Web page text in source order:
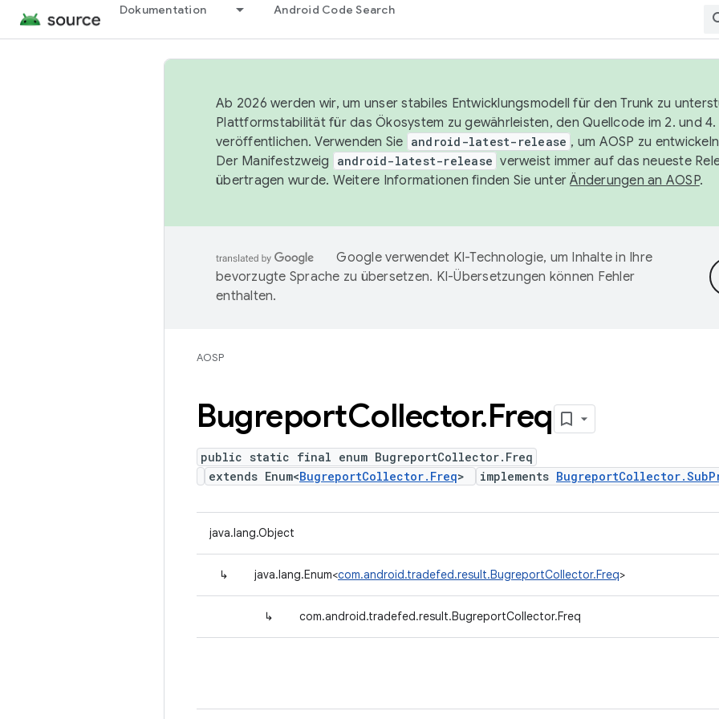
Dokumentation Android Code Search
Ab 2026 werden wir, um unser stabiles Entwicklungsmodell für den Trunk zu
Plattformstabilität für das Ökosystem zu gewährleisten, den Quellcode im 2. und 4.
veröffentlichen. Verwenden Sie android-latest-release , um AOSP zu
Der Manifestzweig
android-latest-release verweist immer auf das neueste
übertragen wurde. Weitere Informationen finden Sie unterÄnderungen an AOSP.
Google verwendet KI-Technologie, um Inhalte in Ihre
bevorzugte Sprache zu übersetzen. KI-Übersetzungen können Fehler
enthalten.
AOSP
BugreportCollector.Freq
public static final enum BugreportCollector.Freq
extends Enum<BugreportCollector.Freq> implements
java.lang.Object
↳ java.lang.Enum<com.android.tradefed.result.BugreportCollector.Freq>
↳ com.android.tradefed.result.BugreportCollector.Freq